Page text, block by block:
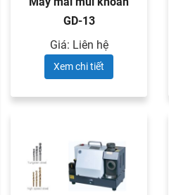
GD-13
Giá: Liên hệ
Xem chi tiết